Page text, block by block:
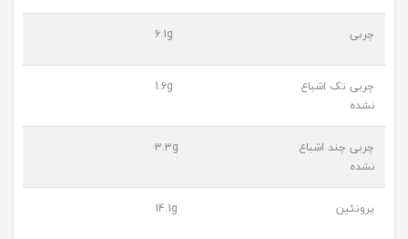
چربی 6.1g
چربی تک اشباع
نشده
1.6g
چربی چند اشباع
نشده
3.3g
پروتئین 14.1g